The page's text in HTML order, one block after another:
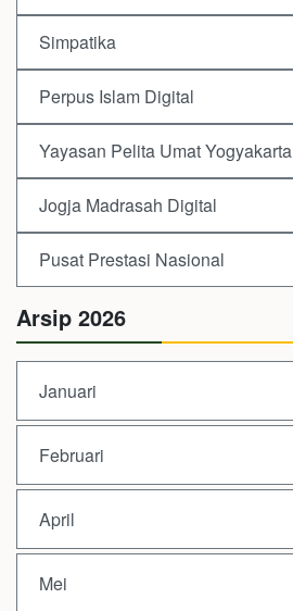
Simpatika
Perpus Islam Digital
Yayasan Pelita Umat Yogyakarta
Jogja Madrasah Digital
Pusat Prestasi Nasional
Arsip 2026
Januari
Februari
April
Mei